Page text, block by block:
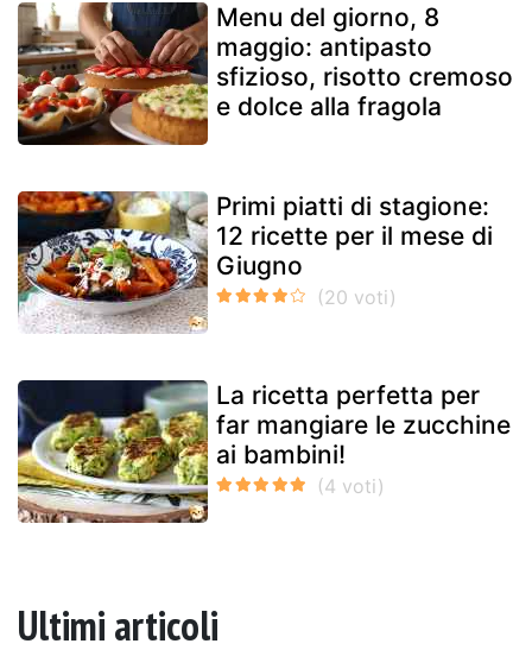
Menu del giorno, 8
maggio: antipasto
sfizioso, risotto cremoso
e dolce alla fragola
Primi piatti di stagione:
12 ricette per il mese di
Giugno
La ricetta perfetta per
far mangiare le zucchine
ai bambini!
Ultimi articoli